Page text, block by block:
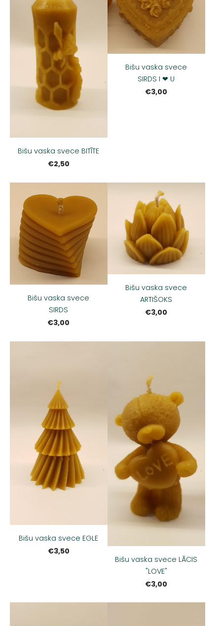
Bišu vaska svece BITĪTE
€2,50
Bišu vaska svece
SIRDS I ❤ U
€3,00
Bišu vaska svece
SIRDS
€3,00
Bišu vaska svece
ARTIŠOKS
€3,00
Bišu vaska svece EGLE
€3,50
Bišu vaska svece LĀCIS
"LOVE"
€3,00